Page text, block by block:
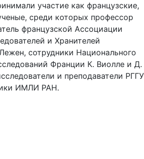
участие как французские,
среди которых профессор
французской Ассоциации
и Хранителей
сотрудники Национального
Франции К. Виолле и Д.
и преподаватели РГГУ
ИМЛИ РАН.